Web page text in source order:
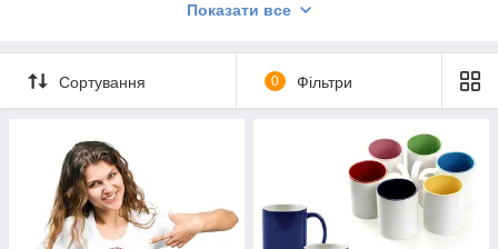
від тканини виробу . Друк на тканині термопереносом
надрукованим фото або малюнком.
Друк на тканині сублімаційним методом наноситься на
синтетичні тканини і забезпечує стійку, яскраву і екологічно
чисту друк на тканині. Фарба не тільки лягати на поверхню де
нанесена друк на тканину, вона проникає у волокна тканини.
На сьогоднішній день, ми пропонуємо самий доступний
спосіб друку на тканині. Ми здійснюємо друк на тканині за
хорошими цінами і в найкоротші терміни!
Показати все
Сортування 0 Фільтри